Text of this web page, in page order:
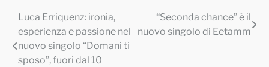
Navigazione
articoli
Luca Erriquenz: ironia,
esperienza e passione nel
nuovo singolo “Domani ti
sposo”, fuori dal 10
“Seconda chance” è il
nuovo singolo di Eetamm